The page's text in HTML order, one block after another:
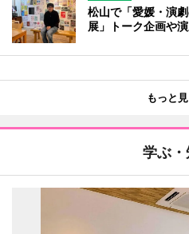
松山で「愛媛・演
展」トーク企画や
もっと
学ぶ・